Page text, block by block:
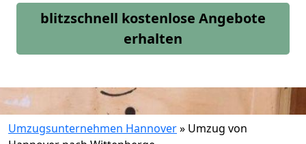
blitzschnell kostenlose Angebote
erhalten
Umzugsunternehmen Hannover» Umzug von